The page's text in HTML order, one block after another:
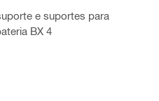
e suportes para
BX 4